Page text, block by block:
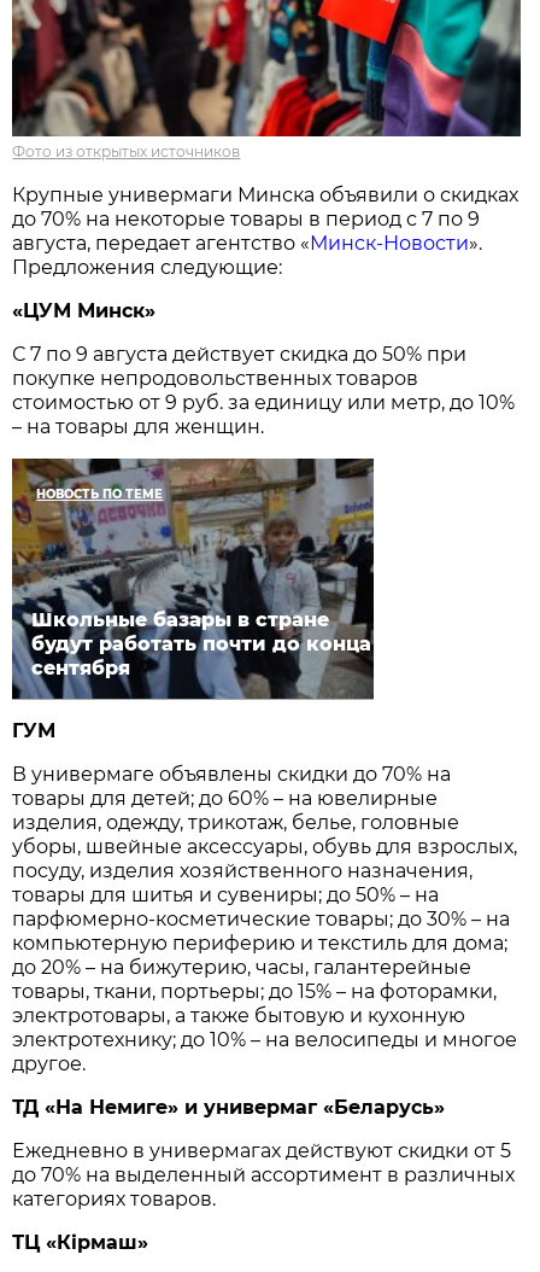
Фото из открытых источников
Крупные универмаги Минска объявили о скидках
до 70% на некоторые товары в период с 7 по 9
августа, передает агентство «Минск-Новости».
Предложения следующие:
«ЦУМ Минск»
С 7 по 9 августа действует скидка до 50% при
покупке непродовольственных товаров
стоимостью от 9 руб. за единицу или метр, до 10%
– на товары для женщин.
НОВОСТЬ ПО ТЕМЕ
Школьные базары в стране
будут работать почти до конца
сентября
ГУМ
В универмаге объявлены скидки до 70% на
товары для детей; до 60% – на ювелирные
изделия, одежду, трикотаж, белье, головные
уборы, швейные аксессуары, обувь для взрослых,
посуду, изделия хозяйственного назначения,
товары для шитья и сувениры; до 50% – на
парфюмерно-косметические товары; до 30% – на
компьютерную периферию и текстиль для дома;
до 20% – на бижутерию, часы, галантерейные
товары, ткани, портьеры; до 15% – на фоторамки,
электротовары, а также бытовую и кухонную
электротехнику; до 10% – на велосипеды и многое
другое.
ТД «На Немиге» и универмаг «Беларусь»
Ежедневно в универмагах действуют скидки от 5
до 70% на выделенный ассортимент в различных
категориях товаров.
ТЦ «Кiрмаш»